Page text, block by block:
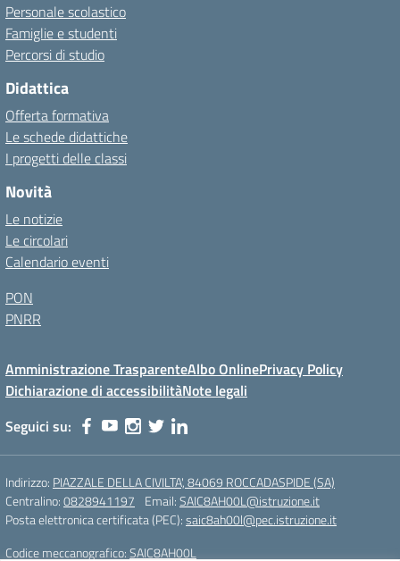
Personale scolastico
Famiglie e studenti
Percorsi di studio
Didattica
Offerta formativa
Le schede didattiche
I progetti delle classi
Novità
Le notizie
Le circolari
Calendario eventi
PON
PNRR
Amministrazione TrasparenteAlbo OnlinePrivacy Policy
Dichiarazione di accessibilitàNote legali
Seguici su:
Indirizzo: PIAZZALE DELLA CIVILTA', 84069 ROCCADASPIDE (SA)
Centralino:0828941197 Email:SAIC8AH00L@istruzione.it
Posta elettronica certificata (PEC):saic8ah00l@pec.istruzione.it
Codice meccanografico:SAIC8AH00L